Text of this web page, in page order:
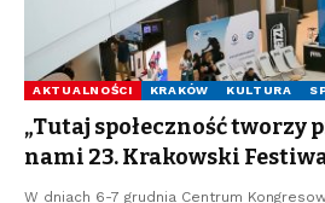
AKTUALNOŚCI KRAKÓW KULTURA
„Tutaj społeczność tworzy
nami 23. Krakowski
W dniach 6-7 grudnia Centrum